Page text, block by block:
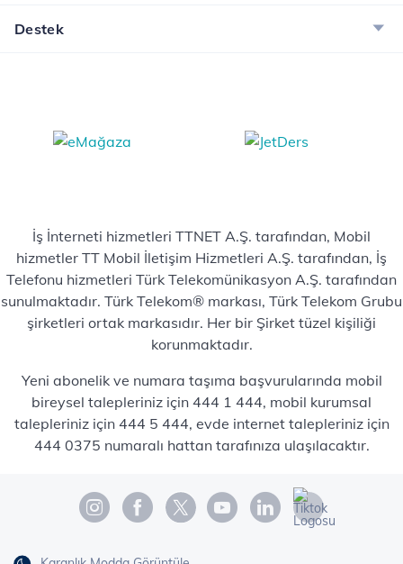
Destek
İş İnterneti hizmetleri TTNET A.Ş. tarafından, Mobil
hizmetler TT Mobil İletişim Hizmetleri A.Ş. tarafından, İş
Telefonu hizmetleri Türk Telekomünikasyon A.Ş. tarafından
sunulmaktadır. Türk Telekom® markası, Türk Telekom Grubu
şirketleri ortak markasıdır. Her bir Şirket tüzel kişiliği
korunmaktadır.
Yeni abonelik ve numara taşıma başvurularında mobil
bireysel talepleriniz için 444 1 444, mobil kurumsal
talepleriniz için 444 5 444, evde internet talepleriniz için
444 0375 numaralı hattan tarafınıza ulaşılacaktır.